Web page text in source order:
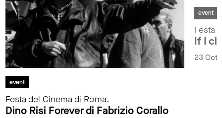
event
Festa del Cinema di Roma.
Dino Risi Forever di Fabrizio Corallo
event
Festa
If I
23